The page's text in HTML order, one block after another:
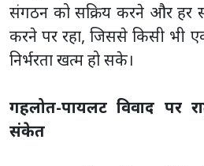
संगठन को सक्रिय करने और हर
करने पर रहा, जिससे किसी भी
निर्भरता खत्म हो सके।
गहलोत-पायलट विवाद पर
संकेत